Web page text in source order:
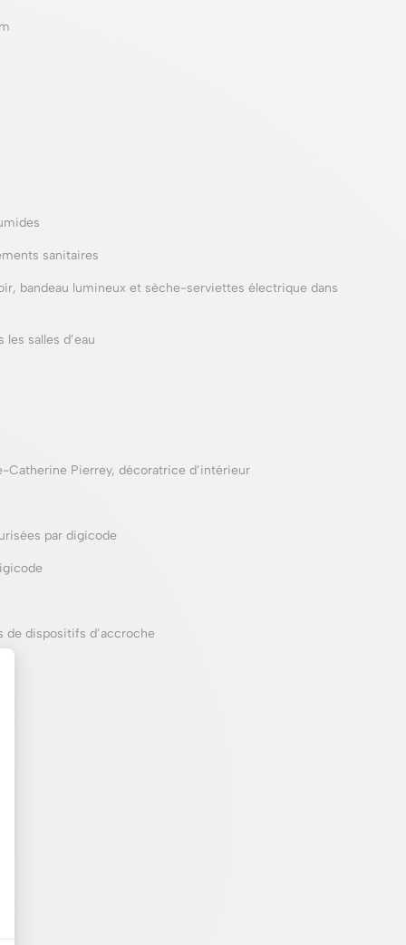
sanitaires
bandeau lumineux et sèche-serviettes électrique dans
salles d’eau
Catherine Pierrey, décoratrice d’intérieur
par digicode
de dispositifs d’accroche